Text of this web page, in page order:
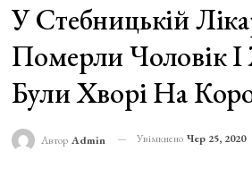
У Стебницькій
Померли Чоловік
Були Хворі На
Автор Admin Увімкнено Чер 25, 2020